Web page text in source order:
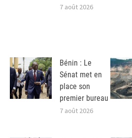
7 août 2026
Bénin : Le
Sénat met en
place son
premier bureau
7 août 2026